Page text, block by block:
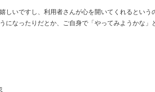
しいですし、利用者さんが心を開いてくれるとい
になったりだとか、ご自身で「やってみようかな」